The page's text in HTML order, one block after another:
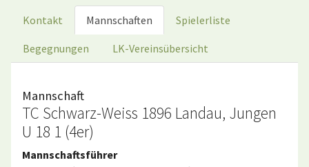
Kontakt Mannschaften Spielerliste
Begegnungen LK-Vereinsübersicht
Mannschaft
TC Schwarz-Weiss 1896 Landau, Jungen
U 18 1 (4er)
Mannschaftsführer